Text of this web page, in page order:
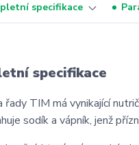
specifikace
specifikace
řady TIM má vynikající
sodík a vápník, jenž